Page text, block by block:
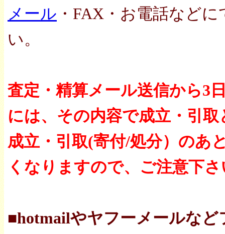
メール ・FAX・お電話など
い。
査定・精算メール送信から3
には、その内容で成立・引
成立・引取(寄付/処分）のあ
くなりますので、ご注意下
■hotmailやヤフーメールな